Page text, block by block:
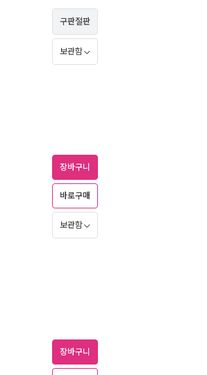
구판절판
보관함
장바구니
바로구매
보관함
장바구니